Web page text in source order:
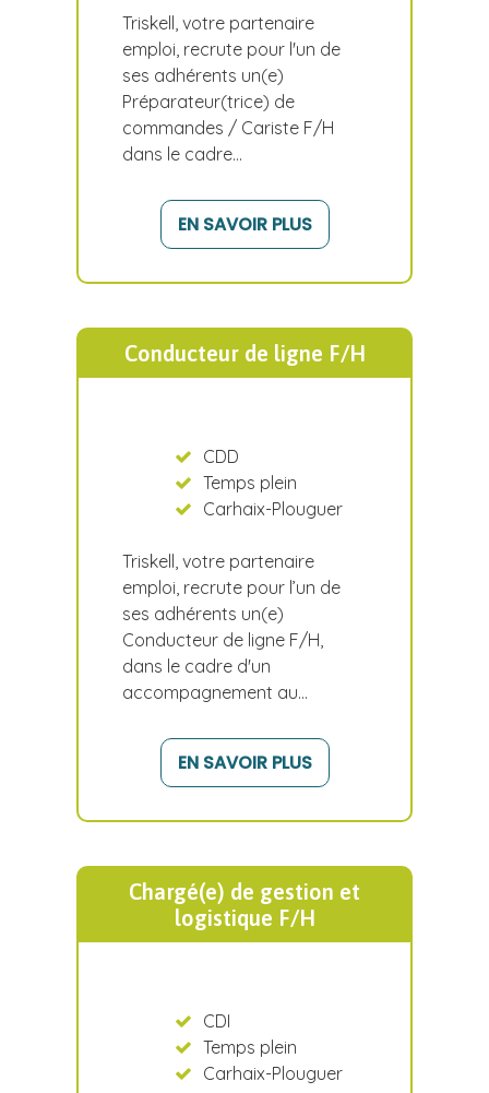
Triskell, votre partenaire
emploi, recrute pour l'un de
ses adhérents un(e)
Préparateur(trice) de
commandes / Cariste F/H
dans le cadre…
EN SAVOIR PLUS
Conducteur de ligne F/H
CDD
Temps plein
Carhaix-Plouguer
Triskell, votre partenaire
emploi, recrute pour l’un de
ses adhérents un(e)
Conducteur de ligne F/H,
dans le cadre d'un
accompagnement au…
EN SAVOIR PLUS
Chargé(e) de gestion et
logistique F/H
CDI
Temps plein
Carhaix-Plouguer